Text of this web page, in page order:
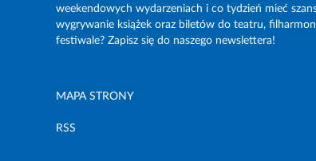
weekendowych wydarzeniach i co tydzień mieć
wygrywanie książek oraz biletów do teatru,
festiwale? Zapisz się do naszego newslettera!
MAPA STRONY
RSS